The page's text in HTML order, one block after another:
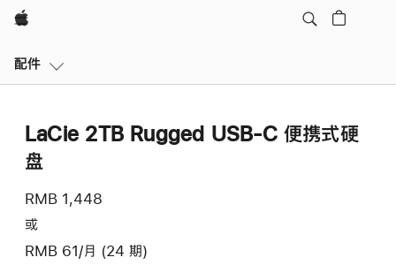
Apple
配件
LaCie 2TB Rugged USB-C 便携式硬
盘
RMB 1,448
或
RMB 61/月 (24 期)